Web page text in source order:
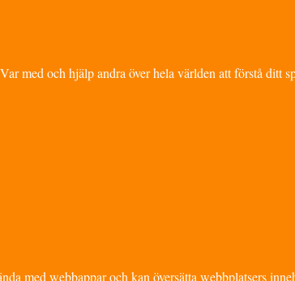
med och hjälp andra över hela världen att förstå ditt
med webbappar och kan översätta webbplatsers